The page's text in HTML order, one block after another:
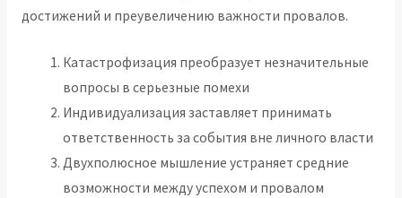
достижений и преувеличению важности провалов.
Катастрофизация преобразует незначительные
вопросы в серьезные помехи
Индивидуализация заставляет принимать
ответственность за события вне личного власти
Двухполюсное мышление устраняет средние
возможности между успехом и провалом